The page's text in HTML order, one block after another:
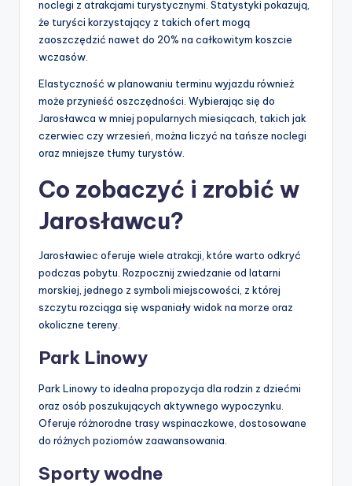
noclegi z atrakcjami turystycznymi. Statystyki pokazują,
że turyści korzystający z takich ofert mogą
zaoszczędzić nawet do 20% na całkowitym koszcie
wczasów.
Elastyczność w planowaniu terminu wyjazdu również
może przynieść oszczędności. Wybierając się do
Jarosławca w mniej popularnych miesiącach, takich jak
czerwiec czy wrzesień, można liczyć na tańsze noclegi
oraz mniejsze tłumy turystów.
Co zobaczyć i zrobić w
Jarosławcu?
Jarosławiec oferuje wiele atrakcji, które warto odkryć
podczas pobytu. Rozpocznij zwiedzanie od latarni
morskiej, jednego z symboli miejscowości, z której
szczytu rozciąga się wspaniały widok na morze oraz
okoliczne tereny.
Park Linowy
Park Linowy to idealna propozycja dla rodzin z dziećmi
oraz osób poszukujących aktywnego wypoczynku.
Oferuje różnorodne trasy wspinaczkowe, dostosowane
do różnych poziomów zaawansowania.
Sporty wodne